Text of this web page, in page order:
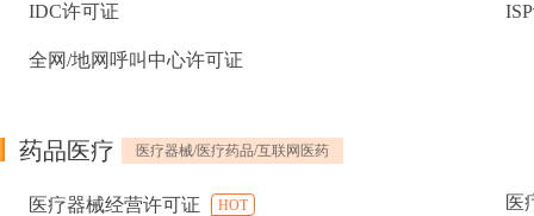
IDC许可证
全网/地网呼叫中心许可证
药品医疗 医疗器械/医疗药品/互联网医药
医疗器械经营许可证 HOT 医